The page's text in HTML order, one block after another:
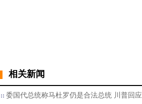
相关新闻
委国代总统称马杜罗仍是合法总统 川普回应